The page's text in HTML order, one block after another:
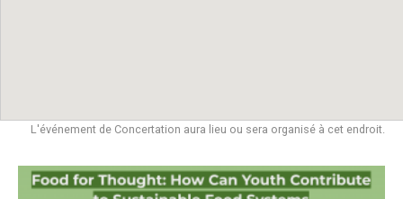
L'événement de Concertation aura lieu ou sera organisé à cet endroit.